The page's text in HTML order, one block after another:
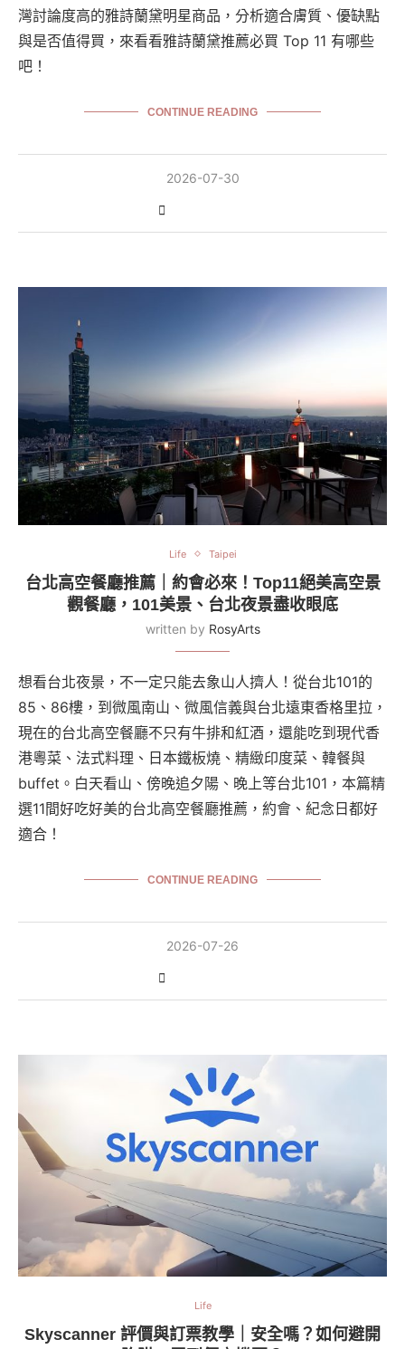
灣討論度高的雅詩蘭黛明星商品，分析適合膚質、優缺點
與是否值得買，來看看雅詩蘭黛推薦必買 Top 11 有哪些
吧！
CONTINUE READING
2026-07-30
Life Taipei
台北高空餐廳推薦｜約會必來！Top11絕美高空景
觀餐廳，101美景、台北夜景盡收眼底
written by RosyArts
想看台北夜景，不一定只能去象山人擠人！從台北101的
85、86樓，到微風南山、微風信義與台北遠東香格里拉，
現在的台北高空餐廳不只有牛排和紅酒，還能吃到現代香
港粵菜、法式料理、日本鐵板燒、精緻印度菜、韓餐與
buffet。白天看山、傍晚追夕陽、晚上等台北101，本篇精
選11間好吃好美的台北高空餐廳推薦，約會、紀念日都好
適合！
CONTINUE READING
2026-07-26
Life
Skyscanner 評價與訂票教學｜安全嗎？如何避開